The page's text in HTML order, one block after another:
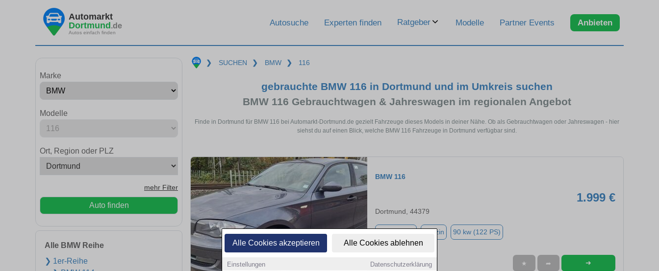
Alle Cookies akzeptieren Alle Cookies ablehnen
Einstellungen Datenschutzerklärung
Automarkt
Dortmund.de
Autos einfach finden
Autosuche Experten finden Ratgeber Modelle Partner Events Anbieten
Marke
Modelle
Ort, Region oder PLZ
mehr Filter
Auto finden
Alle BMW Reihe
❯ 1er-Reihe
❯ SUCHEN ❯ BMW ❯ 116
gebrauchte BMW 116 in Dortmund und im Umkreis suchen
BMW 116 Gebrauchtwagen & Jahreswagen im regionalen Angebot
Finde in Dortmund für BMW 116 bei Automarkt-Dortmund.de gezielt Fahrzeuge dieses Models in deiner Nähe. Ob als Gebrauchtwagen oder Jahreswagen - hier
siehst du auf einen Blick, welche BMW 116 Fahrzeuge in Dortmund verfügbar sind.
BMW 116
1.999 €
Dortmund, 44379
Benzin 90 kw (122 PS)
★ ➦ ➜